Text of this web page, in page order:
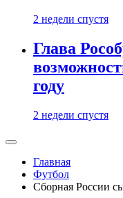
2 недели спустя
Глава
году
2 недели спустя
Главная
Футбол
Сборная России